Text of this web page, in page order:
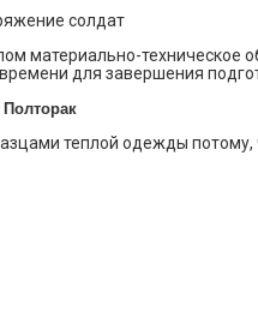
солдат
материально-техническое
для завершения
теплой одежды